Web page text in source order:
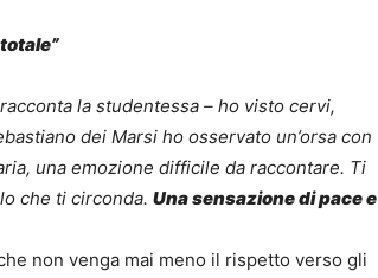
la studentessa – ho visto cervi,
dei Marsi ho osservato un’orsa con
una emozione difficile da raccontare. Ti
che ti circonda. Una sensazione di pace e
non venga mai meno il rispetto verso gli